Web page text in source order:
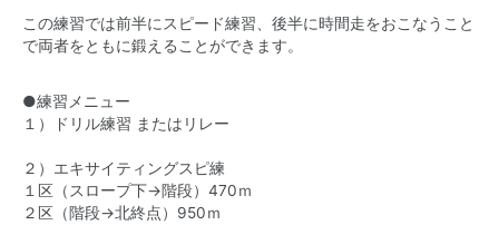
この練習では前半にスピード練習、後半に時間走をおこなうこと
で両者をともに鍛えることができます。
●練習メニュー
１）ドリル練習 またはリレー
２）エキサイティングスピ練
１区（スロープ下→階段）470ｍ
２区（階段→北終点）950ｍ